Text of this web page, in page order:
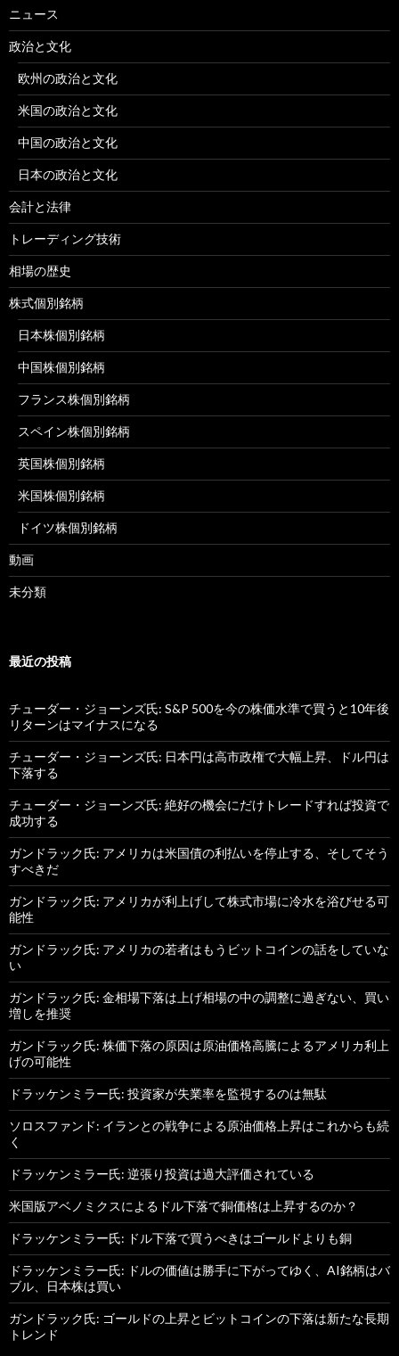
ニュース
政治と文化
欧州の政治と文化
米国の政治と文化
中国の政治と文化
日本の政治と文化
会計と法律
トレーディング技術
相場の歴史
株式個別銘柄
日本株個別銘柄
中国株個別銘柄
フランス株個別銘柄
スペイン株個別銘柄
英国株個別銘柄
米国株個別銘柄
ドイツ株個別銘柄
動画
未分類
最近の投稿
チューダー・ジョーンズ氏: S&P 500を今の株価水準で買うと10年後
リターンはマイナスになる
チューダー・ジョーンズ氏: 日本円は高市政権で大幅上昇、ドル円は
下落する
チューダー・ジョーンズ氏: 絶好の機会にだけトレードすれば投資で
成功する
ガンドラック氏: アメリカは米国債の利払いを停止する、そしてそう
すべきだ
ガンドラック氏: アメリカが利上げして株式市場に冷水を浴びせる可
能性
ガンドラック氏: アメリカの若者はもうビットコインの話をしていな
い
ガンドラック氏: 金相場下落は上げ相場の中の調整に過ぎない、買い
増しを推奨
ガンドラック氏: 株価下落の原因は原油価格高騰によるアメリカ利上
げの可能性
ドラッケンミラー氏: 投資家が失業率を監視するのは無駄
ソロスファンド: イランとの戦争による原油価格上昇はこれからも続
く
ドラッケンミラー氏: 逆張り投資は過大評価されている
米国版アベノミクスによるドル下落で銅価格は上昇するのか？
ドラッケンミラー氏: ドル下落で買うべきはゴールドよりも銅
ドラッケンミラー氏: ドルの価値は勝手に下がってゆく、AI銘柄はバ
ブル、日本株は買い
ガンドラック氏: ゴールドの上昇とビットコインの下落は新たな長期
トレンド